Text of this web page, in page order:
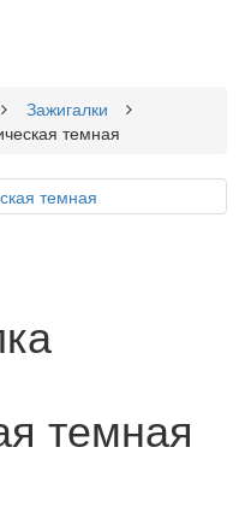
Зажигалки
темная
темная